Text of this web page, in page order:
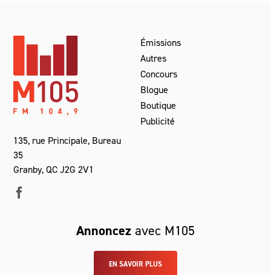
135, rue Principale, Bureau
35
Granby, QC J2G 2V1
Émissions
Autres
Concours
Blogue
Boutique
Publicité
Annoncez avec M105
EN SAVOIR PLUS